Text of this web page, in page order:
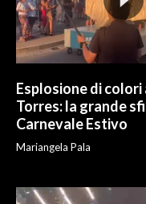
Esplosione di colori
Torres: la grande
Carnevale Estivo
Mariangela Pala